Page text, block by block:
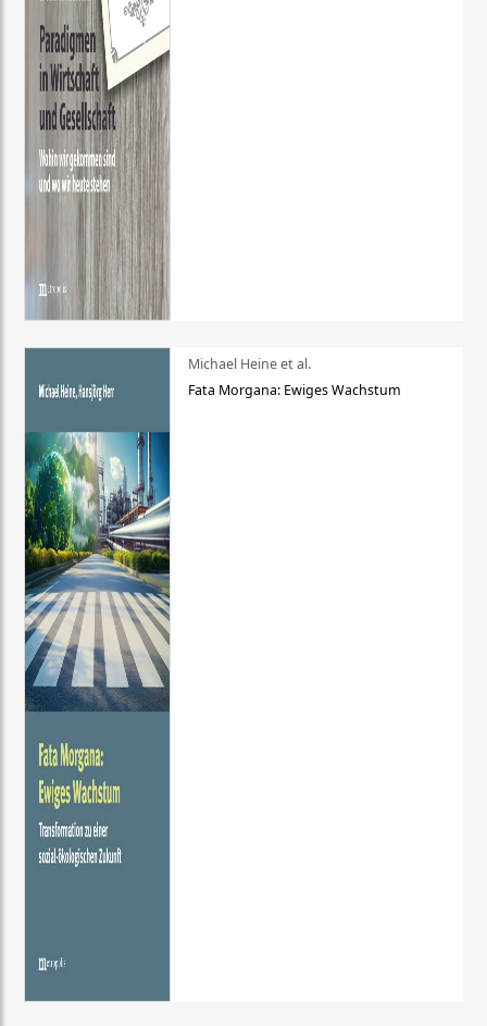
Michael Heine et al.
Fata Morgana: Ewiges Wachstum